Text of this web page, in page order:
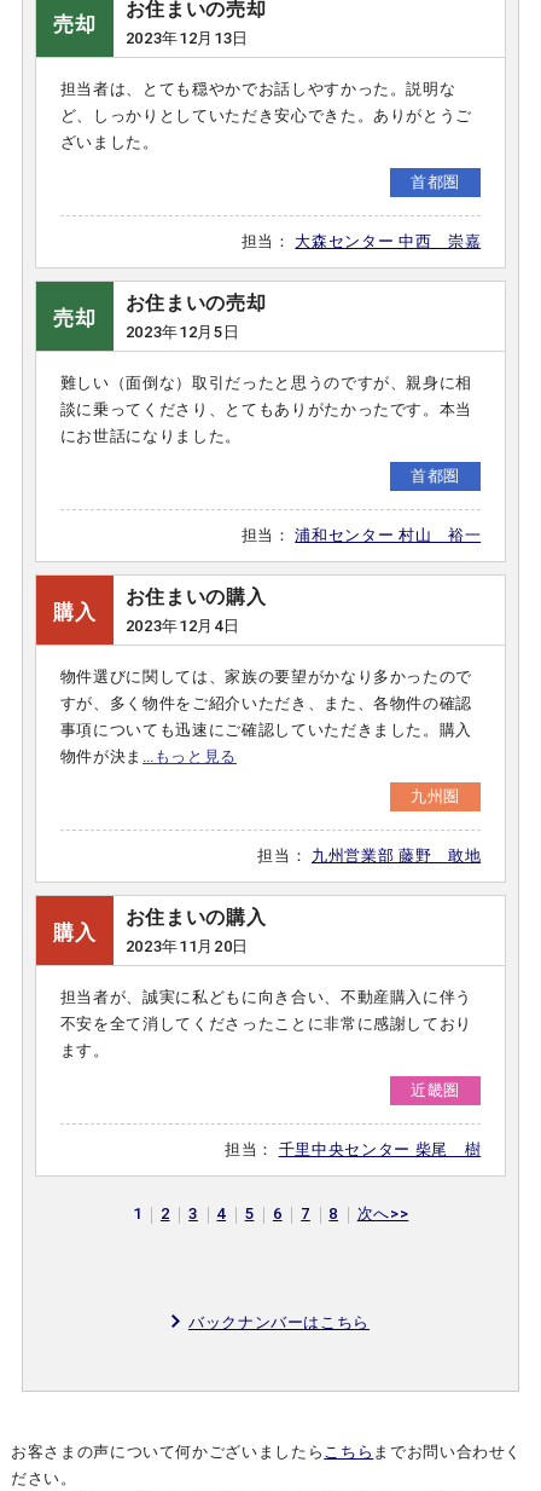
売却
お住まいの売却
2023年12月13日
担当者は、とても穏やかでお話しやすかった。説明な
ど、しっかりとしていただき安心できた。ありがとうご
ざいました。
首都圏
担当： 大森センター 中西 崇嘉
売却
お住まいの売却
2023年12月5日
難しい（面倒な）取引だったと思うのですが、親身に相
談に乗ってくださり、とてもありがたかったです。本当
にお世話になりました。
首都圏
担当：浦和センター 村山 裕一
購入
お住まいの購入
2023年12月4日
物件選びに関しては、家族の要望がかなり多かったので
すが、多く物件をご紹介いただき、また、各物件の確認
事項についても迅速にご確認していただきました。購入
物件が決ま …もっと見る
九州圏
担当： 九州営業部 藤野 敢地
購入
お住まいの購入
2023年11月20日
担当者が、誠実に私どもに向き合い、不動産購入に伴う
不安を全て消してくださったことに非常に感謝しており
ます。
近畿圏
担当： 千里中央センター 柴尾 樹
1 2 3 4 5 6 7 8 次へ>>
バックナンバーはこちら
お客さまの声について何かございましたら こちら までお問い合わせく
ださい。